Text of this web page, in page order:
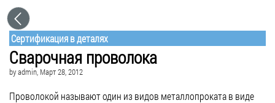
Сертификация в деталях
Сварочная проволока
byadmin, Март 28, 2012
Проволокой называют один из видов металлопроката в виде